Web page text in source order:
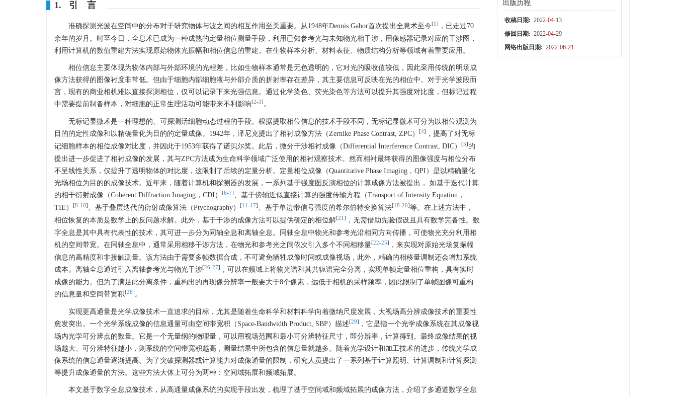
1. 引 言
准确探测光波在空间中的分布对于研究物体与波之间的相互作用至关重要。从1948年Dennis Gabor首次提出全息术至今[1 ]
，已走过70
余年的岁月。时至今日，全息术已成为一种成熟的定量相位测量手段，利用已知参考光与未知物光相干涉，用像感器记录对应的干涉图，
利用计算机的数值重建方法实现原始物体光振幅和相位信息的重建。在生物样本分析、材料表征、物质结构分析等领域有着重要应用。
相位信息主要体现为物体内部与外部环境的光程差，比如生物样本通常是无色透明的，它对光的吸收值较低，因此采用传统的明场成
像方法获得的图像衬度非常低。但由于细胞内部细胞液与外部介质的折射率存在差异，其主要信息可反映在光的相位中。对于光学波段而
言，现有的商业相机难以直接探测相位，仅可以记录下来光强信息。通过化学染色、荧光染色等方法可以提升其强度对比度，但标记过程
中需要提前制备样本，对细胞的正常生理活动可能带来不利影响[2-3] 。
无标记显微术是一种理想的、可探测活细胞动态过程的手段。根据提取相位信息的技术手段不同，无标记显微术可分为以相位观测为
目的的定性成像和以精确量化为目的的定量成像。1942年，泽尼克提出了相衬成像方法（Zernike Phase Contrast, ZPC）
[4]
，提高了对无标
记细胞样本的相位成像对比度，并因此于1953年获得了诺贝尔奖。此后，微分干涉相衬成像（Differential Interference Contrast, DIC）
[5] 的
提出进一步促进了相衬成像的发展，其与ZPC方法成为生命科学领域广泛使用的相衬观察技术。然而相衬最终获得的图像强度与相位分布
不呈线性关系，仅提升了透明物体的对比度，这限制了后续的定量分析。定量相位成像（Quantitative Phase Imaging，QPI）是以精确量化
光场相位为目的的成像技术。近年来，随着计算机和探测器的发展，一系列基于强度图反演相位的计算成像方法被提出， 如基于迭代计算
的相干衍射成像（Coherent Diffraction Imaging，CDI）
[6-7] 、基于傍轴近似直接计算的强度传输方程（Transport of Intensity Equation，
TIE）
[8-10] 、基于叠层迭代的衍射成像算法（Ptychography） [11 -17] 、基于单边带信号强度的希尔伯特变换算法[18-20]等。在上述方法中，
相位恢复的本质是数学上的反问题求解。此外，基于干涉的成像方法可以提供确定的相位解[21 ]
，无需借助先验假设且具有数学完备性。数
字全息是其中具有代表性的技术，其可进一步分为同轴全息和离轴全息。同轴全息中物光和参考光沿相同方向传播，可使物光充分利用相
机的空间带宽。在同轴全息中，通常采用相移干涉方法，在物光和参考光之间依次引入多个不同相移量[22-25]
，来实现对原始光场复振幅
信息的高精度和非接触测量。该方法由于需要多帧数据合成，不可避免牺牲成像时间或成像视场，此外，精确的相移量调制还会增加系统
成本。离轴全息通过引入离轴参考光与物光干涉[26-27]
，可以在频域上将物光谱和其共轭谱完全分离，实现单帧定量相位重构，具有实时
成像的能力。但为了满足此分离条件，重构出的再现像分辨率一般要大于8个像素，远低于相机的采样频率，因此限制了单帧图像可重构
的信息量和空间带宽积[28] 。
实现更高通量是光学成像技术一直追求的目标，尤其是随着生命科学和材料科学向着微纳尺度发展，大视场高分辨成像技术的重要性
愈发突出。一个光学系统成像的信息通量可由空间带宽积（Space-Bandwidth Product, SBP）描述[29]
，它是指一个光学成像系统在其成像视
场内光学可分辨点的数量。它是一个无量纲的物理量，可以用视场范围和最小可分辨特征尺寸，即分辨率，计算得到。最终成像结果的视
场越大、可分辨特征越小，则系统的空间带宽积越高，测量结果中所包含的信息量就越多。随着光学设计和加工技术的进步，传统光学成
像系统的信息通量逐渐提高。为了突破探测器或计算能力对成像通量的限制，研究人员提出了一系列基于计算照明、计算调制和计算探测
等提升成像通量的方法。这些方法大体上可分为两种：空间域拓展和频域拓展。
本文基于数字全息成像技术，从高通量成像系统的实现手段出发，梳理了基于空间域和频域拓展的成像方法，介绍了多通道数字全息
出版历程
收稿日期: 2022-04-13
修回日期: 2022-04-29
网络出版日期: 2022-06-21